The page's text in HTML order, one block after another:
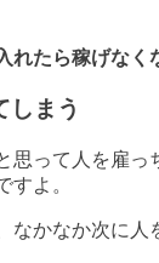
れたら稼げなく
しまう
思って人を雇っ
すよ。
なかなか次に人